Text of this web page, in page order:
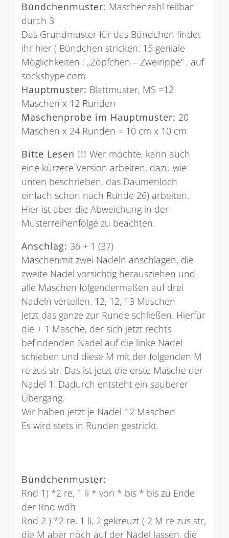
Bündchenmuster: Maschenzahl teilbar
durch 3
Das Grundmuster für das Bündchen findet
ihr hier ( Bündchen stricken: 15 geniale
Möglichkeiten : „Zöpfchen – Zweirippe“ , auf
sockshype.com
Hauptmuster: Blattmuster, MS =12
Maschen x 12 Runden
Maschenprobe im Hauptmuster: 20
Maschen x 24 Runden = 10 cm x 10 cm
Bitte Lesen !!! Wer möchte, kann auch
eine kürzere Version arbeiten, dazu wie
unten beschrieben, das Daumenloch
einfach schon nach Runde 26) arbeiten.
Hier ist aber die Abweichung in der
Musterreihenfolge zu beachten.
Anschlag: 36 + 1 (37)
Maschenmit zwei Nadeln anschlagen, die
zweite Nadel vorsichtig herausziehen und
alle Maschen folgendermaßen auf drei
Nadeln verteilen. 12, 12, 13 Maschen
Jetzt das ganze zur Runde schließen. Hierfür
die + 1 Masche, der sich jetzt rechts
befindenden Nadel auf die linke Nadel
schieben und diese M mit der folgenden M
re zus str. Das ist jetzt die erste Masche der
Nadel 1. Dadurch entsteht ein sauberer
Übergang.
Wir haben jetzt je Nadel 12 Maschen
Es wird stets in Runden gestrickt.
Bündchenmuster:
Rnd 1) *2 re, 1 li * von * bis * bis zu Ende
der Rnd wdh
Rnd 2 ) *2 re, 1 li, 2 gekreuzt ( 2 M re zus str,
die M aber noch auf der Nadel lassen, die